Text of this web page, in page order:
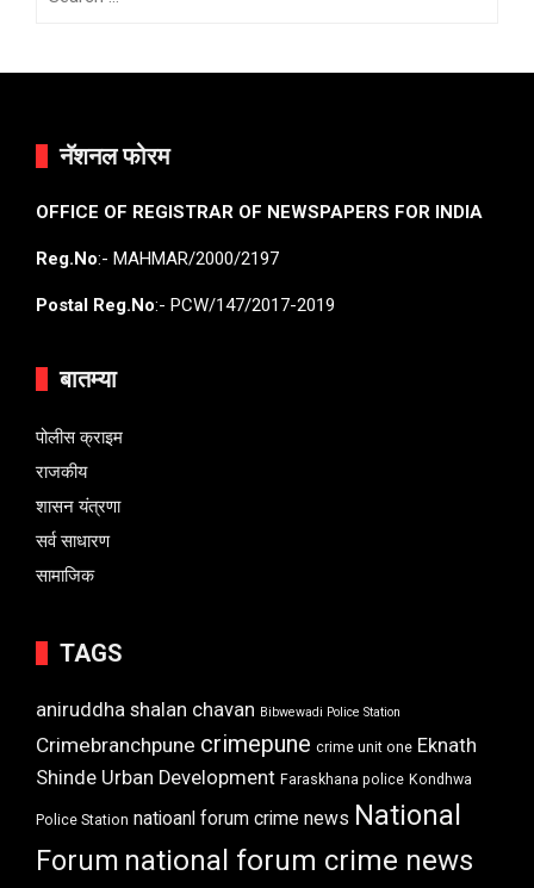
नॅशनल फोरम
OFFICE OF REGISTRAR OF NEWSPAPERS FOR INDIA
Reg.No:- MAHMAR/2000/2197
Postal Reg.No:- PCW/147/2017-2019
बातम्या
पोलीस क्राइम
राजकीय
शासन यंत्रणा
सर्व साधारण
सामाजिक
TAGS
aniruddha shalan chavan Bibwewadi Police Station
Crimebranchpune crimepune crime unit one Eknath
Shinde Urban Development Faraskhana police Kondhwa
Police Station natioanl forum crime news National
Forum national forum crime news